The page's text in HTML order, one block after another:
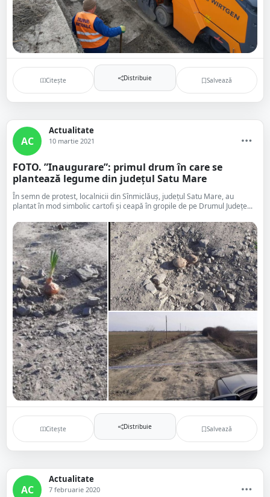
Citește Distribuie Salvează
AC
Actualitate
10 martie 2021
FOTO. ”Inaugurare”: primul drum în care se
plantează legume din județul Satu Mare
În semn de protest, localnicii din Sînmiclăuș, județul Satu Mare, au
plantat în mod simbolic cartofi și ceapă în gropile de pe Drumul Județe...
Citește Distribuie Salvează
AC
Actualitate
7 februarie 2020